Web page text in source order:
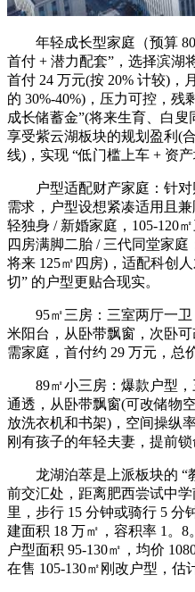
年轻成长型家庭（预算 80-
首付 + 潜力配套”，选择滨湖
首付 24 万元(按 20% 计较)，
的 30%-40%)，压力可控，残
成长储蓄金”(将来生育、白
享受紫云湖板块的规划盈利(
线)，实现 “低门槛上车 + 资产
户型适配财产家庭：针对
需求，户型设想紧凑适用且
轻独身 / 新婚家庭，105-120
四房满脚二胎 / 三代同堂家
将来 125㎡四房)，适配科创
切” 的户型更贴合现实。
95㎡三房：三室两厅一卫
米阳台，从卧带飘窗，次卧
需家庭，首付约 29 万元，总
89㎡小三房：爆款户型，
通透，从卧带飘窗(可改储物
放洗衣机和书架)，空间操纵
刚有孩子的年轻夫妻，提前锁
龙湖泊萃是上派板块的 “
前交汇处，距离肥西尝试中
里，步行 15 分钟或骑行 5 分
建面积 18 万㎡，容积率 1。8
户型面积 95-130㎡，均价
在售 105-130㎡刚改户型，估